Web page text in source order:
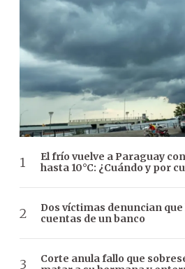
El frío vuelve a Paraguay
hasta 10°C: ¿Cuándo y por
Dos víctimas denuncian
cuentas de un banco
Corte anula fallo que